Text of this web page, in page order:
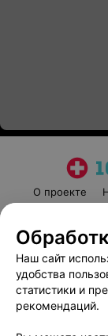
О проекте
Наш сайт
удобства
статистики и
рекомендаций.